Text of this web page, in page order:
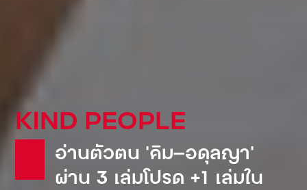
KIND PEOPLE
อ่านตัวตน ‘คิม—อดุลญา’
ผ่าน 3 เล่มโปรด +1 เล่มใน